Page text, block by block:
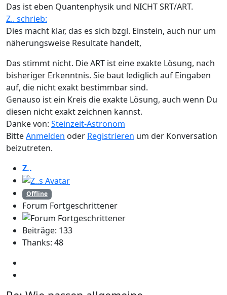
Das ist eben Quantenphysik und NICHT SRT/ART.
Z.. schrieb:
Dies macht klar, das es sich bzgl. Einstein, auch nur um
näherungsweise Resultate handelt,
Das stimmt nicht. Die ART ist eine exakte Lösung, nach
bisheriger Erkenntnis. Sie baut lediglich auf Eingaben
auf, die nicht exakt bestimmbar sind.
Genauso ist ein Kreis die exakte Lösung, auch wenn Du
diesen nicht exakt zeichnen kannst.
Danke von: Steinzeit-Astronom
BitteAnmelden oder Registrieren um der Konversation
beizutreten.
Z..
Offline
Forum Fortgeschrittener
Beiträge: 133
Thanks: 48